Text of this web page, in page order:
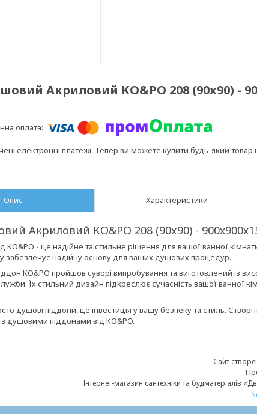
Акриловий KO&PO 208 (90x90) -
електронні платежі. Тепер ви можете купити будь-який
Опис Характеристики
Акриловий KO&PO 208 (90x90) -
KO&PO - це надійне та стильне рішення для вашої ванної
забезпечує надійну основу для ваших душових процедур.
KO&PO пройшов суворі випробування та виготовлений із
Їх стильний дизайн підкреслює сучасність вашої ванної
душові піддони, це інвестиція у вашу безпеку та стиль.
душовими піддонами від KO&PO.
Сайт